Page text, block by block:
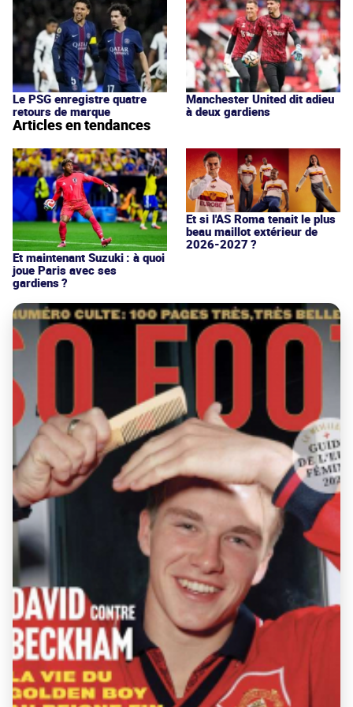
Le PSG enregistre quatre
retours de marque
Manchester United dit adieu
à deux gardiens
Articles en tendances
Et maintenant Suzuki : à quoi
joue Paris avec ses
gardiens ?
Et si l'AS Roma tenait le plus
beau maillot extérieur de
2026-2027 ?